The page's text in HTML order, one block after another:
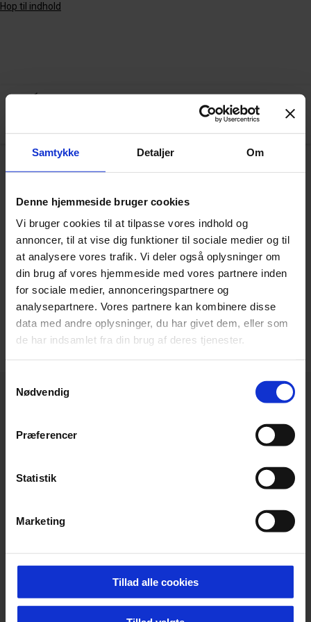
Samtykke Detaljer Om
Denne hjemmeside bruger cookies
Vi bruger cookies til at tilpasse vores indhold og
annoncer, til at vise dig funktioner til sociale medier og til
at analysere vores trafik. Vi deler også oplysninger om
din brug af vores hjemmeside med vores partnere inden
for sociale medier, annonceringspartnere og
analysepartnere. Vores partnere kan kombinere disse
data med andre oplysninger, du har givet dem, eller som
de har indsamlet fra din brug af deres tjenester.
Nødvendig
Præferencer
Statistik
Marketing
Tillad alle cookies
Hop til indhold
HRM i opstartsvirksomheder
VIS FLERE